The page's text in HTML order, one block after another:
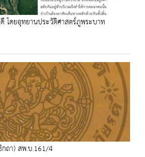
โดยอุทยานประวัติศาสตร์ภูพระบาท
กถา) สพ.บ.161/4